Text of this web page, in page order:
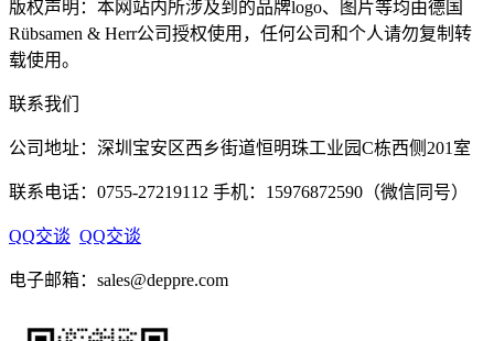
版权声明：本网站内所涉及到的品牌logo、图片等均由德国
Rübsamen & Herr公司授权使用，任何公司和个人请勿复制转
载使用。
联系我们
公司地址：深圳宝安区西乡街道恒明珠工业园C栋西侧201室
联系电话：0755-27219112 手机：15976872590（微信同号）
QQ交谈 QQ交谈
电子邮箱：sales@deppre.com